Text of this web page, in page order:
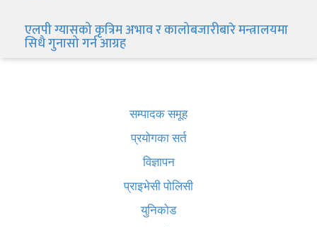
एलपी ग्यासको कृत्रिम अभाव र कालोबजारीबारे मन्त्रालयमा
सिधै गुनासो गर्न आग्रह
सम्पादक समूह
प्रयोगका सर्त
विज्ञापन
प्राइभेसी पोलिसी
युनिकोड